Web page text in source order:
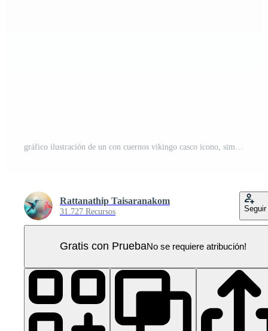
Rattanathip Taisaranakom
31.727 Recursos Seguir
Gratis con PruebaNo se requiere atribución!